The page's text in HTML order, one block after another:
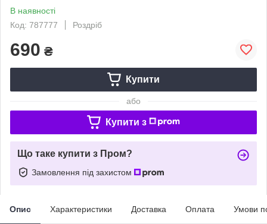
В наявності
Код: 787777
Роздріб
690 ₴
Купити
або
Купити з
Що таке купити з Пром?
Замовлення під захистом
Опис Характеристики Доставка Оплата Умови